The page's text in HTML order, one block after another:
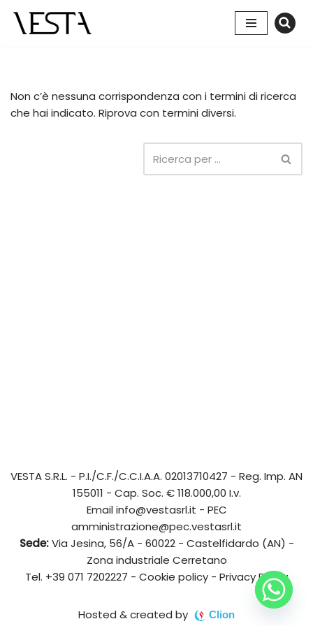
Vai
Non c’è nessuna corrispondenza con i termini di ricerca
che hai indicato. Riprova con termini diversi.
VESTA S.R.L. - P.I./C.F./C.C.I.A.A. 02013710427 - Reg. Imp. AN
155011 - Cap. Soc. € 118.000,00 I.v.
Emailinfo@vestasrl.it - PEC
amministrazione@pec.vestasrl.it
Sede:Via Jesina, 56/A - 60022 - Castelfidardo (AN) -
Zona industriale Cerretano
Tel. +39 071 7202227 - Cookie policy - Privacy Policy
Hosted & created by Clion